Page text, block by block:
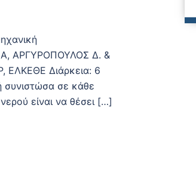
ΑΡΓΥΡΟΠΟΥΛΟΣ Δ. &
ΕΛΚΕΘΕ Διάρκεια: 6
συνιστώσα σε κάθε
νερού είναι να θέσει […]